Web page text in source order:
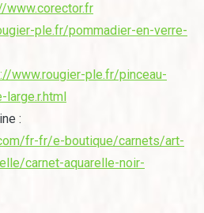
www.corector.fr
ple.fr/pommadier-en-verre-
www.rougier-ple.fr/pinceau-
:
fr-fr/e-boutique/carnets/art-
carnet-aquarelle-noir-